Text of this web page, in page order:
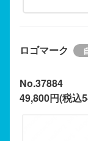
ロゴマーク
No.37884
49,800円(税込